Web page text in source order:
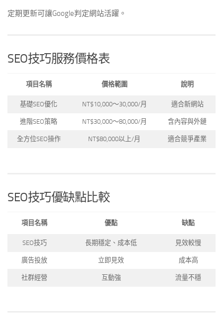
定期更新可讓Google判定網站活躍。
SEO技巧服務價格表
項目名稱 價格範圍 說明
基礎SEO優化 NT$10,000～30,000/月 適合新網站
進階SEO策略 NT$30,000～80,000/月 含內容與外鏈
全方位SEO操作 NT$80,000以上/月 適合競爭產業
SEO技巧優缺點比較
項目名稱 優點 缺點
SEO技巧 長期穩定、成本低 見效較慢
廣告投放 立即見效 成本高
社群經營 互動強 流量不穩